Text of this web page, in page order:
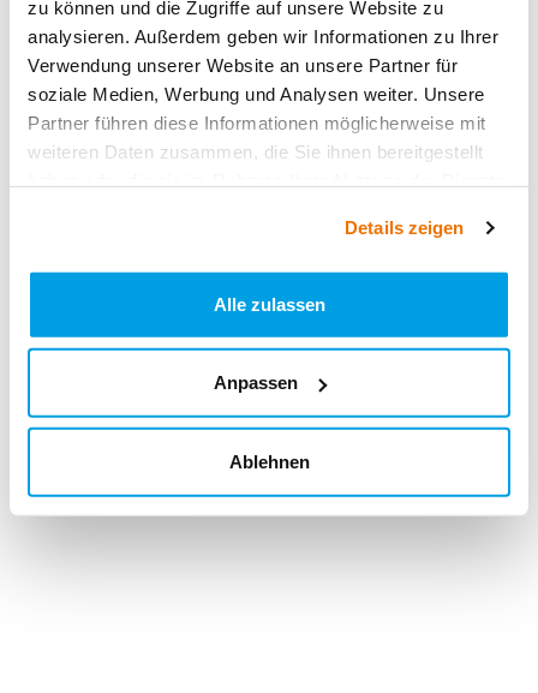
zu können und die Zugriffe auf unsere Website zu
analysieren. Außerdem geben wir Informationen zu Ihrer
Verwendung unserer Website an unsere Partner für
soziale Medien, Werbung und Analysen weiter. Unsere
Partner führen diese Informationen möglicherweise mit
weiteren Daten zusammen, die Sie ihnen bereitgestellt
Details zeigen
Alle zulassen
Anpassen
Ablehnen